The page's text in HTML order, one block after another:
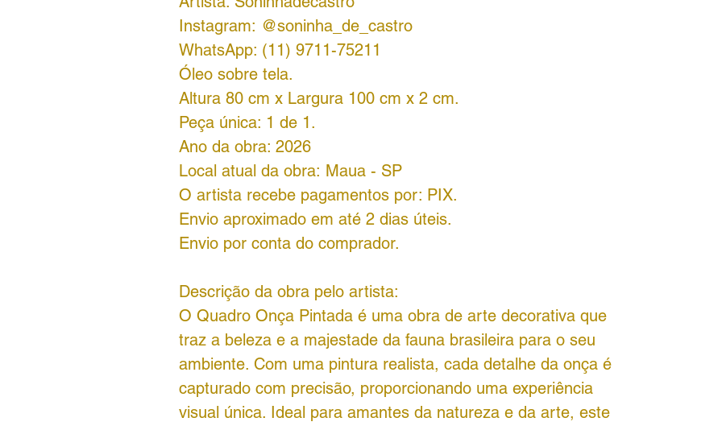
Instagram: @soninha_de_castro
WhatsApp: (11) 9711-75211
Óleo sobre tela.
Altura 80 cm x Largura 100 cm x 2 cm.
Peça única: 1 de 1.
Ano da obra: 2026
Local atual da obra: Maua - SP
O artista recebe pagamentos por: PIX.
Envio aproximado em até 2 dias úteis.
Envio por conta do comprador.
Descrição da obra pelo artista:
O Quadro Onça Pintada é uma obra de arte decorativa que
traz a beleza e a majestade da fauna brasileira para o seu
ambiente. Com uma pintura realista, cada detalhe da onça é
capturado com precisão, proporcionando uma experiência
visual única. Ideal para amantes da natureza e da arte, este